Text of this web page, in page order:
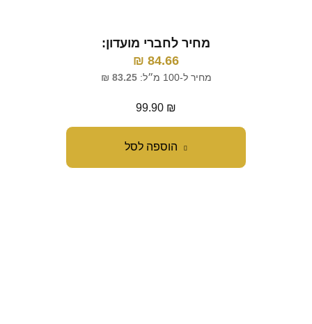
הוספה לסל
מחיר לחברי מועדון:
84.66
₪
מחיר ל-100 מ״ל: 83.25
₪
99.90 ₪